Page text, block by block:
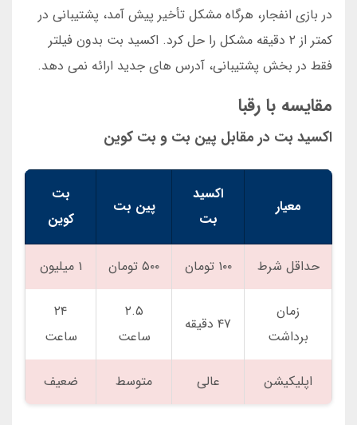
در بازی انفجار، هرگاه مشکل تأخیر پیش آمد، پشتیبانی در
کمتر از ۲ دقیقه مشکل را حل کرد. اکسید بت بدون فیلتر
فقط در بخش پشتیبانی، آدرس های جدید ارائه نمی دهد.
مقایسه با رقبا
اکسید بت در مقابل پین بت و بت کوین
معیار
اکسید
بت
پین بت
بت
کوین
حداقل شرط ۱۰۰ تومان ۵۰۰ تومان ۱ میلیون
زمان
برداشت
۴۷ دقیقه
۲.۵
ساعت
۲۴
ساعت
اپلیکیشن عالی متوسط ضعیف